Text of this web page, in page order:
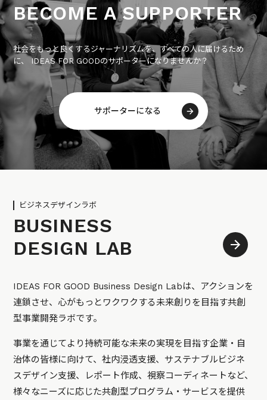
BECOME A SUPPORTER
社会をもっと良くするジャーナリズムを、すべての人に届けるため
に、 IDEAS FOR GOODのサポーターになりませんか？
サポーターになる
ビジネスデザインラボ
BUSINESS
DESIGN LAB
IDEAS FOR GOOD Business Design Labは、アクションを
連鎖させ、心がもっとワクワクする未来創りを目指す共創
型事業開発ラボです。
事業を通じてより持続可能な未来の実現を目指す企業・自
治体の皆様に向けて、社内浸透支援、サステナブルビジネ
スデザイン支援、レポート作成、視察コーディネートなど、
様々なニーズに応じた共創型プログラム・サービスを提供